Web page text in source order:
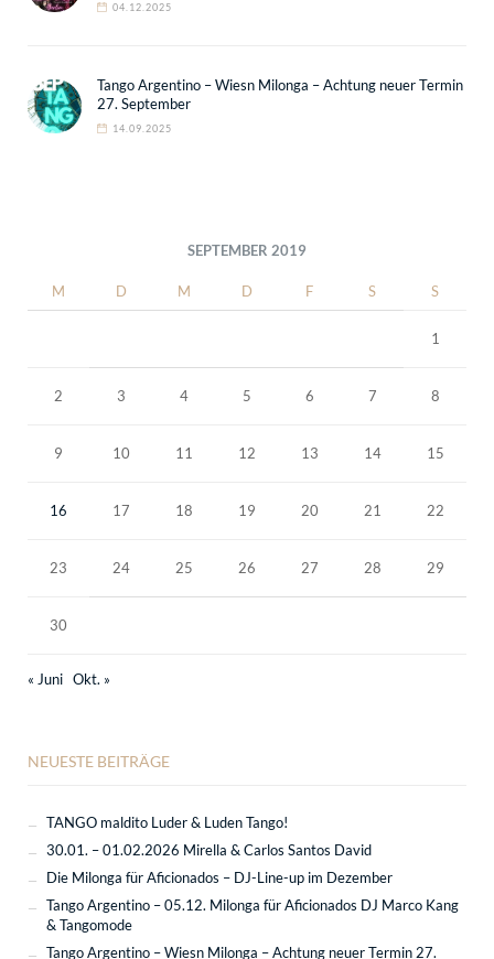
04.12.2025
Tango Argentino – Wiesn Milonga – Achtung neuer Termin
27. September
14.09.2025
SEPTEMBER 2019
M D M D F S S
1
2 3 4 5 6 7 8
9 10 11 12 13 14 15
16 17 18 19 20 21 22
23 24 25 26 27 28 29
30
« Juni Okt. »
NEUESTE BEITRÄGE
TANGO maldito Luder & Luden Tango!
30.01. – 01.02.2026 Mirella & Carlos Santos David
Die Milonga für Aficionados – DJ-Line-up im Dezember
Tango Argentino – 05.12. Milonga für Aficionados DJ Marco Kang
& Tangomode
Tango Argentino – Wiesn Milonga – Achtung neuer Termin 27.